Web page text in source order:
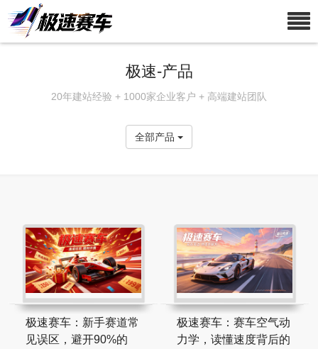
极速-产品
20年建站经验 + 1000家企业客户 + 高端建站团队
全部产品
极速赛车：新手赛道常
见误区，避开90%的
极速赛车：赛车空气动
力学，读懂速度背后的